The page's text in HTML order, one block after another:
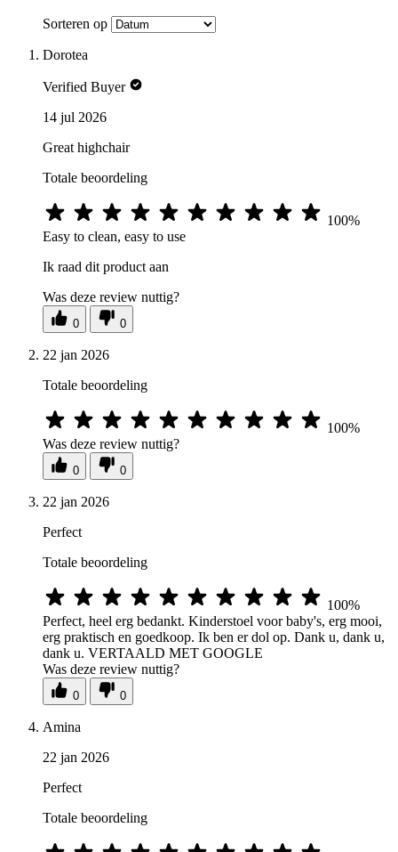
Sorteren op
Dorotea
Verified Buyer
14 jul 2026
Great highchair
Totale beoordeling
100%
Easy to clean, easy to use
Ik raad dit product aan
Was deze review nuttig?
0 0
22 jan 2026
Totale beoordeling
100%
Was deze review nuttig?
0 0
22 jan 2026
Perfect
Totale beoordeling
100%
Perfect, heel erg bedankt. Kinderstoel voor baby's, erg mooi,
erg praktisch en goedkoop. Ik ben er dol op. Dank u, dank u,
dank u. VERTAALD MET GOOGLE
Was deze review nuttig?
0 0
Amina
22 jan 2026
Perfect
Totale beoordeling